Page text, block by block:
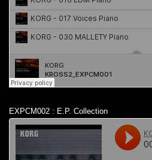
EXPCM002 : E.P. Collection